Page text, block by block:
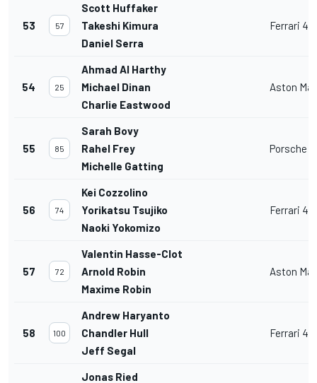
53 57
Scott Huffaker
Takeshi Kimura
Daniel Serra
Ferrari
54 25
Ahmad Al Harthy
Michael Dinan
Charlie Eastwood
Aston
55 85
Sarah Bovy
Rahel Frey
Michelle Gatting
Porsche
56 74
Kei Cozzolino
Yorikatsu Tsujiko
Naoki Yokomizo
Ferrari
57 72
Valentin Hasse-Clot
Arnold Robin
Maxime Robin
Aston
58 100
Andrew Haryanto
Chandler Hull
Jeff Segal
Ferrari
Jonas Ried